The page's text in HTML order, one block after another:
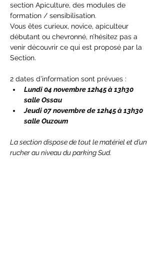
section Apiculture, des modules de
formation / sensibilisation.
Vous êtes curieux, novice, apiculteur
débutant ou chevronné, n’hésitez pas a
venir découvrir ce qui est proposé par la
Section.
2 dates d’information sont prévues :
Lundi 04 novembre 12h45 à 13h30
salle Ossau
Jeudi 07 novembre de 12h45 à 13h30
salle Ouzoum
La section dispose de tout le matériel et d’un
rucher au niveau du parking Sud.